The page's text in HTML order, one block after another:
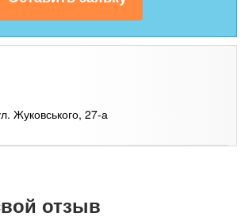
Жуковського, 27-а
отзыв